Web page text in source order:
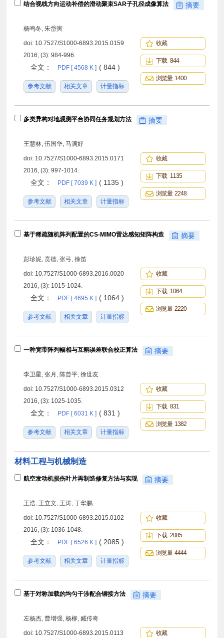
结合视线方向运动补偿的滑动聚束SAR子孔径成像算法 摘要
杨鸣冬, 朱岱寅
doi: 10.7527/S1000-6893.2015.0159
2016, (3): 984-996.
全文： PDF [ 4568 K ] ( 844 )
参考文献 相关文章 计量指标
收藏
下载 844
浏览量 1400
多类异构对地观测平台协同任务规划方法 摘要
王慧林, 伍国华, 马满好
doi: 10.7527/S1000-6893.2015.0171
2016, (3): 997-1014.
全文： PDF [ 7039 K ] ( 1135 )
参考文献 相关文章 计量指标
收藏
下载 1135
浏览量 2248
基于稀疏随机阵列配置的CS-MIMO雷达感知矩阵构造 摘要
彭珍妮, 贲德, 张弓, 徐笛
doi: 10.7527/S1000-6893.2016.0020
2016, (3): 1015-1024.
全文： PDF [ 4695 K ] ( 1064 )
参考文献 相关文章 计量指标
收藏
下载 1064
浏览量 2220
一种宽带阵列幅相与互耦误差联合校正算法 摘要
李卫星, 张月, 陈曾平, 徐世友
doi: 10.7527/S1000-6893.2015.0312
2016, (3): 1025-1035.
全文： PDF [ 6031 K ] ( 831 )
参考文献 相关文章 计量指标
收藏
下载 831
浏览量 1382
材料工程与机械制造
航空发动机损伤叶片再制造修复方法与实现 摘要
王浩, 王立文, 王涛, 丁华鹏
doi: 10.7527/S1000-6893.2015.0102
2016, (3): 1036-1048.
全文： PDF [ 6526 K ] ( 2085 )
参考文献 相关文章 计量指标
收藏
下载 2085
浏览量 4444
基于对称加载的均匀干涉配合铆接方法 摘要
左杨杰, 曹增强, 杨柳, 臧传奇
doi: 10.7527/S1000-6893.2015.0113
收藏